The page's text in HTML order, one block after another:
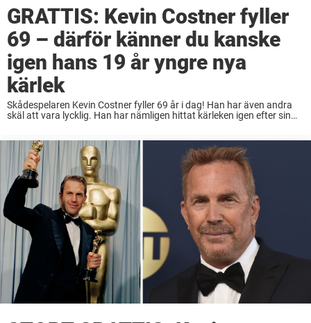
GRATTIS: Kevin Costner fyller
69 – därför känner du kanske
igen hans 19 år yngre nya
kärlek
Skådespelaren Kevin Costner fyller 69 år i dag! Han har även andra
skäl att vara lycklig. Han har nämligen hittat kärleken igen efter sin